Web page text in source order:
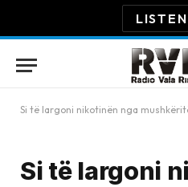
Si të largoni nikotinën nga
Si të largoni